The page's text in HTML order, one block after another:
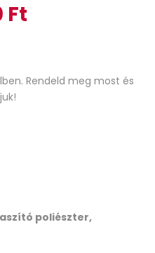
was: 12 690 Ft.
Ft
Rendeld meg most és
poliészter,